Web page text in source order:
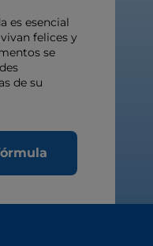
es esencial
felices y
se
de su